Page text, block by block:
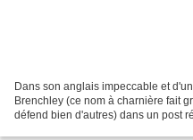
Dans son anglais impeccable et
Brenchley (ce nom à charnière fait
défend bien d'autres) dans un post